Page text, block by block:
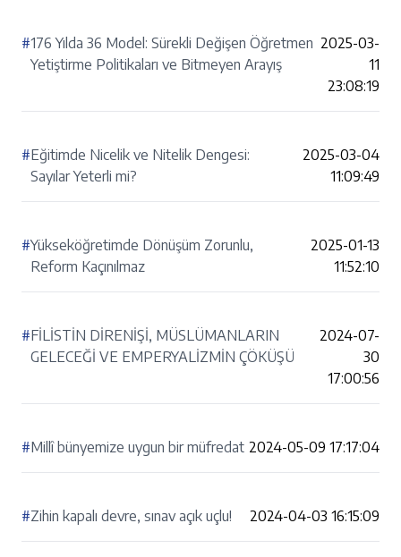
#176 Yılda 36 Model: Sürekli Değişen Öğretmen
Yetiştirme Politikaları ve Bitmeyen Arayış
2025-03-
11
23:08:19
#Eğitimde Nicelik ve Nitelik Dengesi:
Sayılar Yeterli mi?
2025-03-04
11:09:49
#Yükseköğretimde Dönüşüm Zorunlu,
Reform Kaçınılmaz
2025-01-13
11:52:10
#FİLİSTİN DİRENİŞİ, MÜSLÜMANLARIN
GELECEĞİ VE EMPERYALİZMİN ÇÖKÜŞÜ
2024-07-
30
17:00:56
#Millî bünyemize uygun bir müfredat 2024-05-09 17:17:04
#Zihin kapalı devre, sınav açık uçlu! 2024-04-03 16:15:09